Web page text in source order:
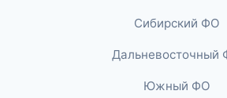
Сибирский ФО
Дальневосточный
Южный ФО